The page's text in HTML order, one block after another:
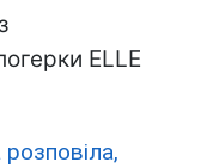
з
ELLE
розповіла,